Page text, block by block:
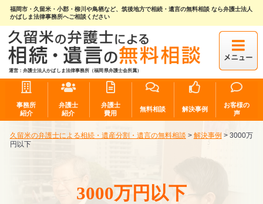
福岡市・久留米・小郡・柳川や鳥栖など、筑後地方で相続・遺言の無料相談 なら弁護士法人
かばしま法律事務所へご相談ください
運営：弁護士法人かばしま法律事務所（福岡県弁護士会所属）
事務所
紹介
弁護士
紹介
弁護士
費用
無料相談 解決事例
お客様の
声
久留米の弁護士による相続・遺産分割・遺言の無料相談 > 解決事例 > 3000万
円以下
3000万円以下